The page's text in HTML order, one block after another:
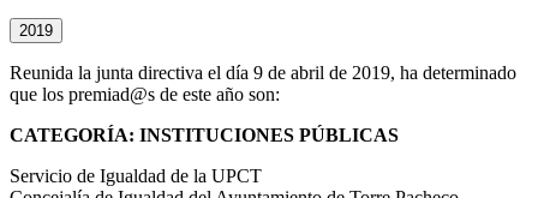
2019
Reunida la junta directiva el día 9 de abril de 2019, ha determinado
que los premiad@s de este año son:
CATEGORÍA: INSTITUCIONES PÚBLICAS
Servicio de Igualdad de la UPCT